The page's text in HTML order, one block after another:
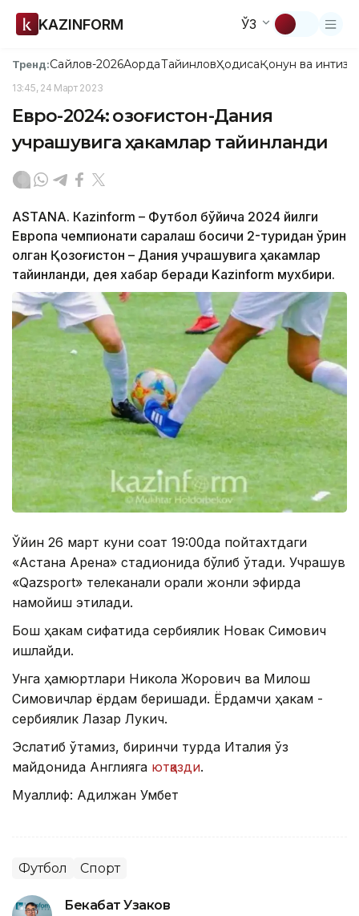
KAZINFORM ЎЗ
Тренд:Сайлов-2026АқордаТайинловҲодисаҚонун ва
13:45, 24 Март 2023
Евро-2024: Қозоғистон-Дания
учрашувига ҳакамлар тайинланди
ASTANА. Кazinform – Футбол бўйича 2024 йилги
Европа чемпионати саралаш босқичи 2-туридан ўрин
олган Қозоғистон – Дания учрашувига ҳакамлар
тайинланди, дея хабар беради Kazinform мухбири.
Ўйин 26 март куни соат 19:00да пойтахтдаги
«Астана Арена» стадионида бўлиб ўтади. Учрашув
«Qazsport» телеканали орқали жонли эфирда
намойиш этилади.
Бош ҳакам сифатида сербиялик Новак Симович
ишлайди.
Унга ҳамюртлари Никола Жорович ва Милош
Симовичлар ёрдам беришади. Ёрдамчи ҳакам -
сербиялик Лазар Лукич.
Эслатиб ўтамиз, биринчи турда Италия ўз
майдонида Англияга ютқазди.
Муаллиф: Адилжан Умбет
Футбол Спорт
Бекабат Узаков